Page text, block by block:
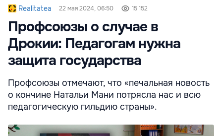
Realitatea 22 мая 2024, 06:50 15 152
Профсоюзы о случае в
Дрокии: Педагогам нужна
защита государства
Профсоюзы отмечают, что «печальная новость
о кончине Натальи Мани потрясла нас и всю
педагогическую гильдию страны».